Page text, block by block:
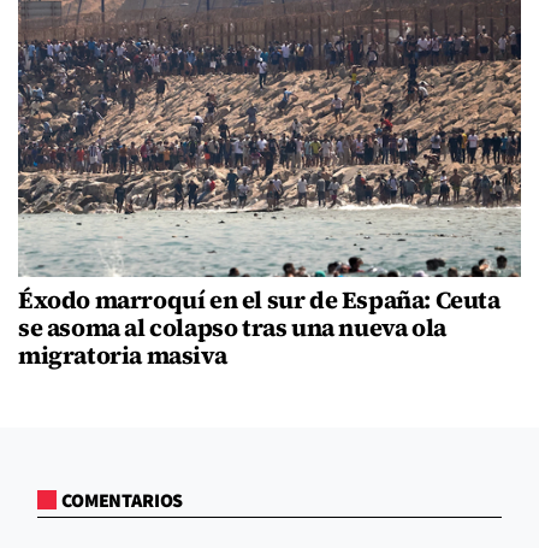
Éxodo marroquí en el sur de España: Ceuta
se asoma al colapso tras una nueva ola
migratoria masiva
COMENTARIOS